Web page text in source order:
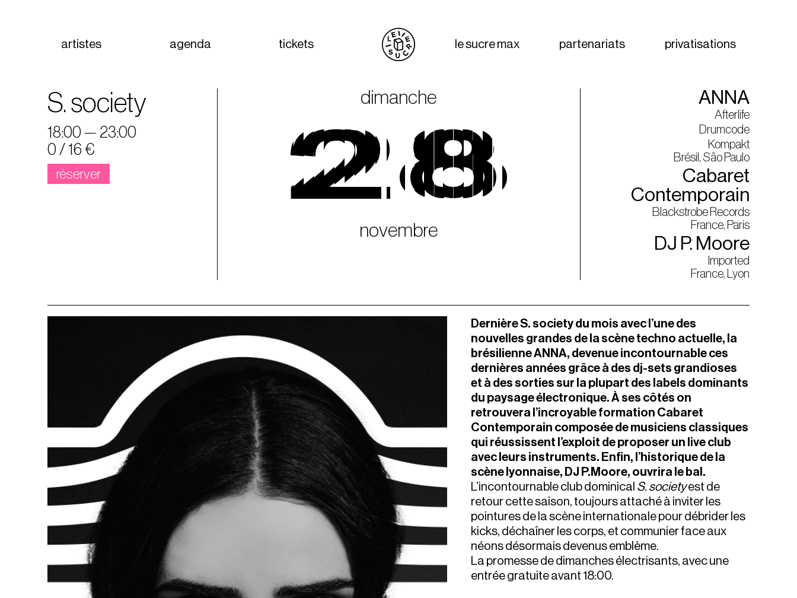
artistes agenda tickets le sucre max partenariats privatisations
S. society
18:00 — 23:00
0 / 16 €
réserver
dimanche
28
novembre
ANNA
Afterlife
Drumcode
Kompakt
Brésil, São Paulo
Cabaret
Contemporain
Blackstrobe Records
France, Paris
DJ P. Moore
Imported
France, Lyon
Dernière S. society du mois avec l’une des
nouvelles grandes de la scène techno actuelle, la
brésilienne ANNA, devenue incontournable ces
dernières années grâce à des dj-sets grandioses
et à des sorties sur la plupart des labels dominants
du paysage électronique. À ses côtés on
retrouvera l’incroyable formation Cabaret
Contemporain composée de musiciens classiques
qui réussissent l’exploit de proposer un live club
avec leurs instruments. Enfin, l’historique de la
scène lyonnaise, DJ P.Moore, ouvrira le bal.
L’incontournable club dominical S. societyest de
retour cette saison, toujours attaché à inviter les
pointures de la scène internationale pour débrider les
kicks, déchaîner les corps, et communier face aux
néons désormais devenus emblème.
La promesse de dimanches électrisants, avec une
entrée gratuite avant 18:00.